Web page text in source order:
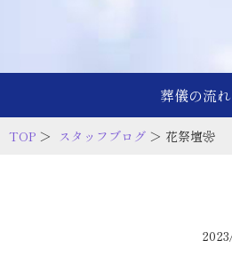
葬儀の流れ
TOP ＞ スタッフブログ ＞ 花祭壇❀